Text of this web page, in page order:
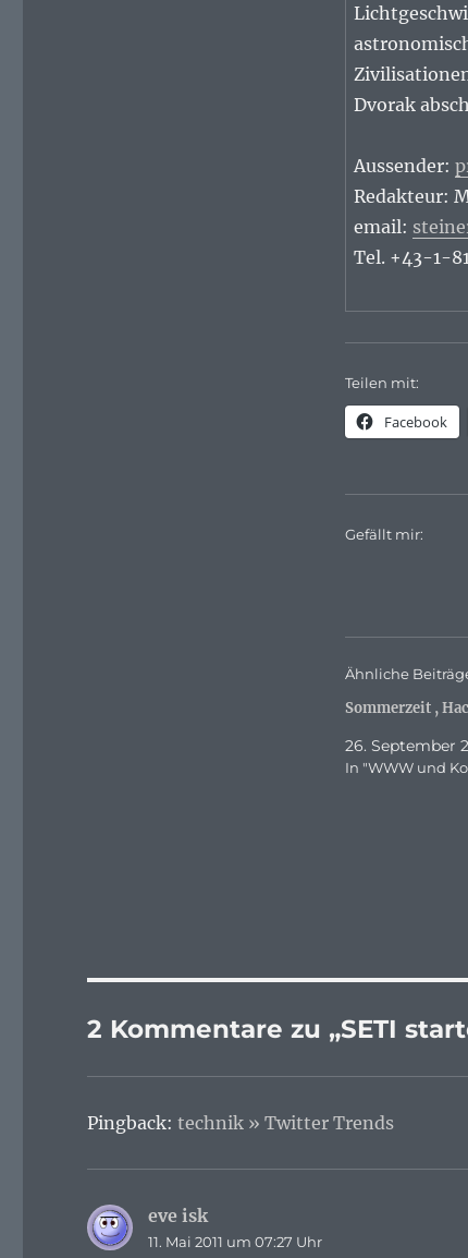
Dvorak
Aussender:
Redakteur:
email:
Tel. +43-1-
Teilen mit:
Facebook
Gefällt mir:
Ähnliche
Sommerzeit ,
26. September
In "WWW und
2 Kommentare zu „SETI
Pingback:technik » Twitter Trends
eve isksagt:
11. Mai 2011 um 07:27 Uhr